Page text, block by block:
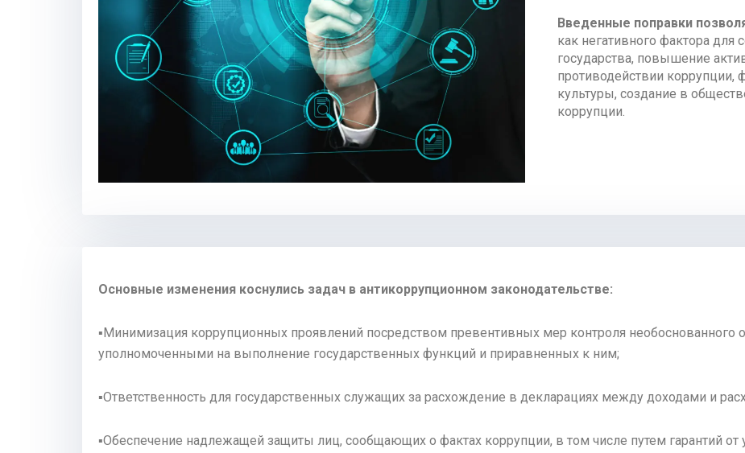
Введенные поправки
как негативного фактора для
государства, повышение
противодействии коррупции,
культуры, создание в
коррупции.
Основные изменения коснулись задач в антикоррупционном законодательстве:
▪️Минимизация коррупционных проявлений посредством превентивных мер контроля необоснованного
уполномоченными на выполнение государственных функций и приравненных к ним;
▪️Ответственность для государственных служащих за расхождение в декларациях между доходами и
▪️Обеспечение надлежащей защиты лиц, сообщающих о фактах коррупции, в том числе путем гарантий